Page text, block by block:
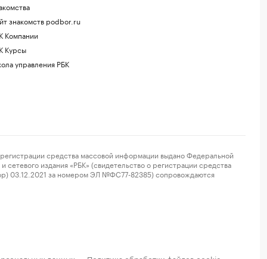
знакомств podbor.ru
Компании
Курсы
управления РБК
средства массовой информации выдано Федеральной
издания «РБК» (свидетельство о регистрации средства
03.12.2021 за номером ЭЛ №ФС77-82385) сопровождаются